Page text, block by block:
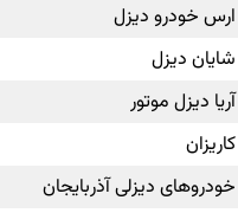
ارس خودرو دیزل
شایان دیزل
آریا دیزل موتور
کاریزان
خودروهای دیزلی آذربایجان